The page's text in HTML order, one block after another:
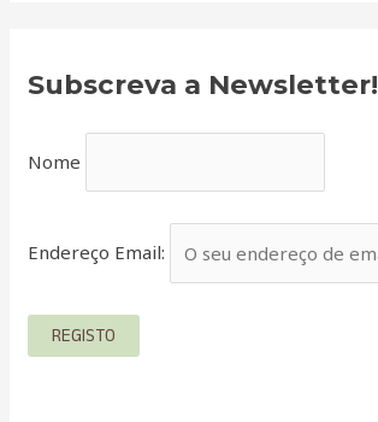
Subscreva a Newsletter!
Nome
Endereço Email: